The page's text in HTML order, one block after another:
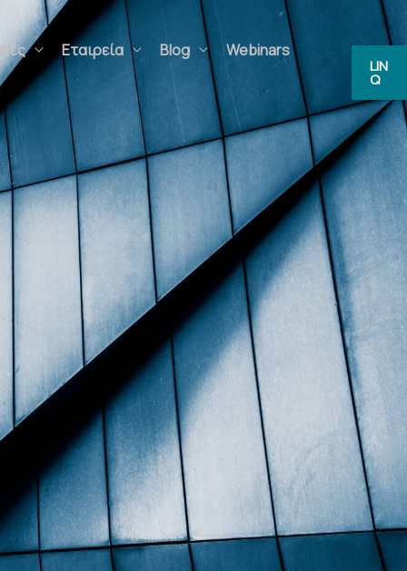
Εταιρεία Blog Webinars FAQs
LIN
Q